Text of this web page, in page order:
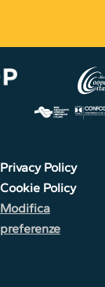
Privacy Policy
Cookie Policy
Modifica
preferenze